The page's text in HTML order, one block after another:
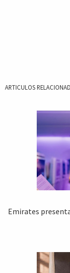
ARTICULOS
Emirates